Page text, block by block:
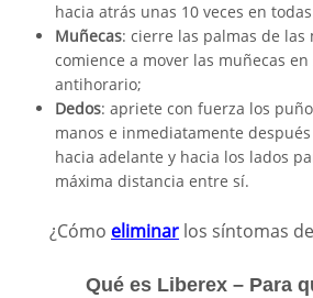
hacia atrás unas 10 veces en
Muñecas: cierre las palmas de las
comience a mover las muñecas
antihorario;
Dedos: apriete con fuerza los
manos e inmediatamente
hacia adelante y hacia los lados
máxima distancia entre sí.
¿Cómo eliminar los síntomas
Qué es Liberex – Para